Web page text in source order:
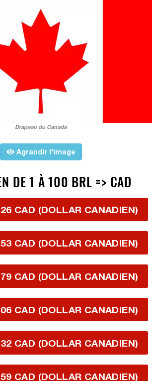
Drapeau du Canada
Agrandir l'image
DE 1 À 100 BRL => CAD
CAD (DOLLAR CANADIEN)
CAD (DOLLAR CANADIEN)
CAD (DOLLAR CANADIEN)
CAD (DOLLAR CANADIEN)
CAD (DOLLAR CANADIEN)
CAD (DOLLAR CANADIEN)